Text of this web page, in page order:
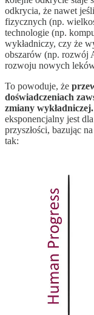
odkrycia, że nawet
fizycznych (np.
technologie (np.
wykładniczy, czy że
obszarów (np. rozwój
rozwoju nowych
To powoduje, że
doświadczeniach
zmiany wykładniczej.
eksponencjalny jest
przyszłości, bazując
tak: